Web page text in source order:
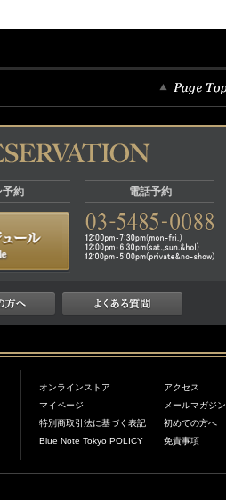
予約 電話予約
オンラインストア
マイページ
特別商取引法に基づく表記
Blue Note Tokyo POLICY
アクセス
メールマガジン
初めての方へ
免責事項